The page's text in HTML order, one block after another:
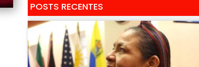
POSTS RECENTES